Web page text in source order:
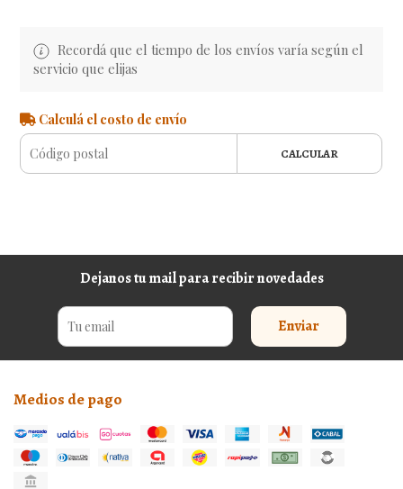
Recordá que el tiempo de los envíos varía según el
servicio que elijas
Calculá el costo de envío
CALCULAR
Dejanos tu mail para recibir novedades
Enviar
Medios de pago